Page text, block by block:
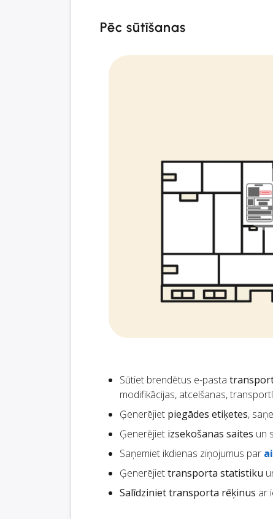
Pēc sūtīšanas
Sūtiet brendētus e-pasta
modifikācijas, atcelšanas,
Ģenerējiet piegādes etiķetes,
Ģenerējiet izsekošanas saites un
Saņemiet ikdienas ziņojumus par
Ģenerējiettransporta statistiku
Salīdziniet transporta rēķinus ar